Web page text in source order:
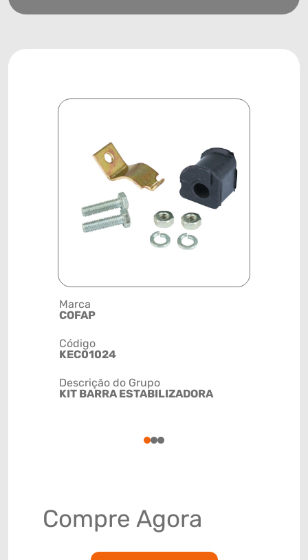
Marca
COFAP
Código
KEC01024
Descrição do Grupo
KIT BARRA ESTABILIZADORA
123
Compre Agora